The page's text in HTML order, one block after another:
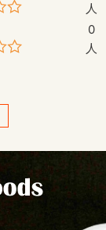
人
0
人